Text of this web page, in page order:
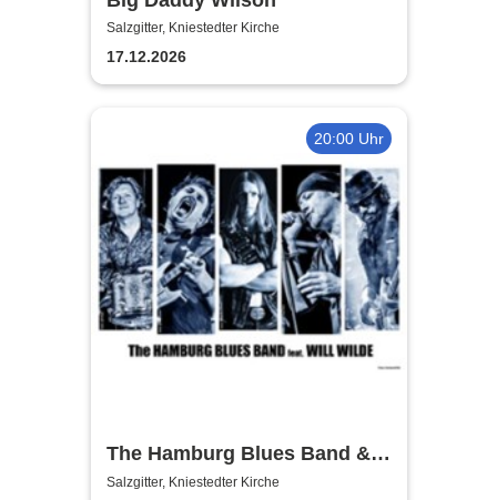
Salzgitter, Kniestedter Kirche
17.12.2026
20:00 Uhr
The Hamburg Blues Band &
Friends
Salzgitter, Kniestedter Kirche